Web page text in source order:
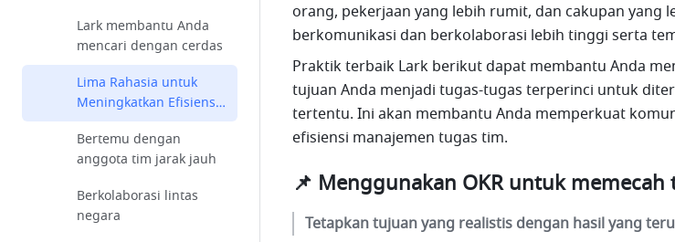
Lark membantu Anda
mencari dengan cerdas
Lima Rahasia untuk
Meningkatkan Efisiensi
Manajemen Tugas
Bertemu dengan
anggota tim jarak jauh
Berkolaborasi lintas
negara
orang, pekerjaan yang lebih rumit, dan cakupan yang
berkomunikasi dan berkolaborasi lebih tinggi serta
Praktik terbaik Lark berikut dapat membantu Anda
tujuan Anda menjadi tugas-tugas terperinci untuk
tertentu. Ini akan membantu Anda memperkuat
efisiensi manajemen tugas tim.
📌 Menggunakan OKR untuk memecah
Tetapkan tujuan yang realistis dengan hasil yang